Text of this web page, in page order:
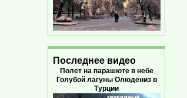
Последнее видео
Полет на парашюте в небе
Голубой лагуны Олюдениз в
Турции